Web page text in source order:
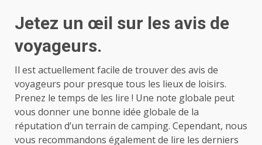
Jetez un œil sur les avis de
voyageurs.
Il est actuellement facile de trouver des avis de
voyageurs pour presque tous les lieux de loisirs.
Prenez le temps de les lire ! Une note globale peut
vous donner une bonne idée globale de la
réputation d’un terrain de camping. Cependant, nous
vous recommandons également de lire les derniers